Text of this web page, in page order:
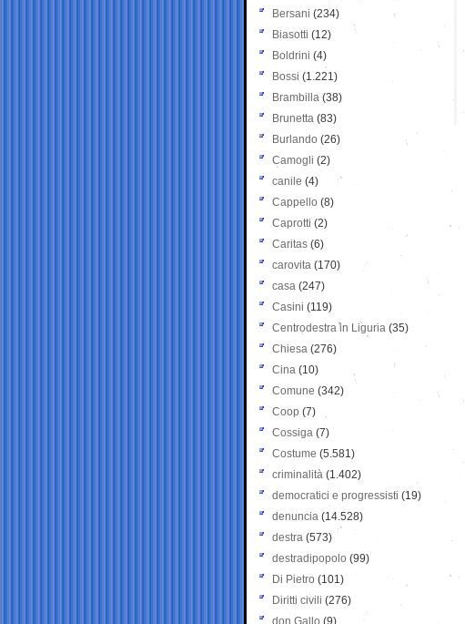
Bersani (234)
Biasotti (12)
Boldrini (4)
Bossi (1.221)
Brambilla (38)
Brunetta (83)
Burlando (26)
Camogli (2)
canile (4)
Cappello (8)
Caprotti (2)
Caritas (6)
carovita (170)
casa (247)
Casini (119)
Centrodestra in Liguria (35)
Chiesa (276)
Cina (10)
Comune (342)
Coop (7)
Cossiga (7)
Costume (5.581)
criminalità (1.402)
democratici e progressisti (19)
denuncia (14.528)
destra (573)
destradipopolo (99)
Di Pietro (101)
Diritti civili (276)
don Gallo (9)